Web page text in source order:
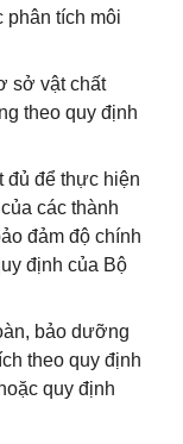
phân tích môi
sở vật chất
theo quy định
đủ để thực hiện
các thành
đảm độ chính
định của Bộ
bảo dưỡng
theo quy định
quy định